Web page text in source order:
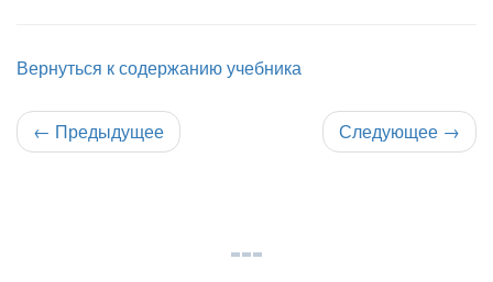
Вернуться к содержанию учебника
← Предыдущее Следующее →